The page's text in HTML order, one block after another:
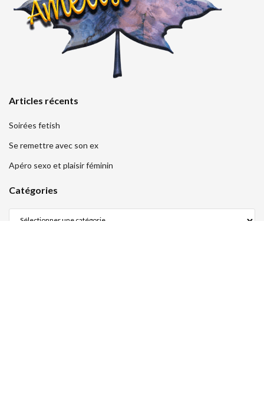
Articles récents
Soirées fetish
Se remettre avec son ex
Apéro sexo et plaisir féminin
Catégories